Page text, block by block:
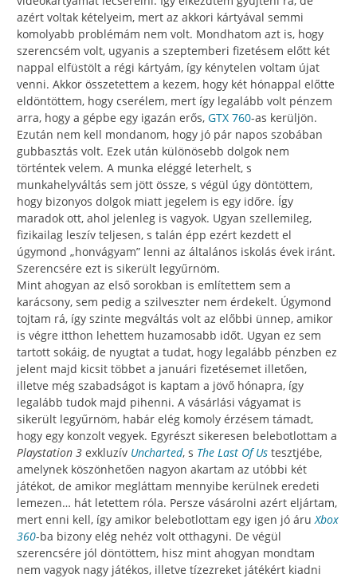
azért voltak kételyeim, mert az akkori kártyával semmi
komolyabb problémám nem volt. Mondhatom azt is, hogy
szerencsém volt, ugyanis a szeptemberi fizetésem előtt két
nappal elfüstölt a régi kártyám, így kénytelen voltam újat
venni. Akkor összetettem a kezem, hogy két hónappal előtte
eldöntöttem, hogy cserélem, mert így legalább volt pénzem
arra, hogy a gépbe egy igazán erős, GTX 760-as kerüljön.
Ezután nem kell mondanom, hogy jó pár napos szobában
gubbasztás volt. Ezek után különösebb dolgok nem
történtek velem. A munka eléggé leterhelt, s
munkahelyváltás sem jött össze, s végül úgy döntöttem,
hogy bizonyos dolgok miatt jegelem is egy időre. Így
maradok ott, ahol jelenleg is vagyok. Ugyan szellemileg,
fizikailag leszív teljesen, s talán épp ezért kezdett el
úgymond „honvágyam” lenni az általános iskolás évek iránt.
Szerencsére ezt is sikerült legyűrnöm.
Mint ahogyan az első sorokban is említettem sem a
karácsony, sem pedig a szilveszter nem érdekelt. Úgymond
tojtam rá, így szinte megváltás volt az előbbi ünnep, amikor
is végre itthon lehettem huzamosabb időt. Ugyan ez sem
tartott sokáig, de nyugtat a tudat, hogy legalább pénzben ez
jelent majd kicsit többet a januári fizetésemet illetően,
illetve még szabadságot is kaptam a jövő hónapra, így
legalább tudok majd pihenni. A vásárlási vágyamat is
sikerült legyűrnöm, habár elég komoly érzésem támadt,
hogy egy konzolt vegyek. Egyrészt sikeresen belebotlottam a
Playstation 3 exkluzív Uncharted, s The Last Of Us tesztjébe,
amelynek köszönhetően nagyon akartam az utóbbi két
játékot, de amikor megláttam mennyibe kerülnek eredeti
lemezen… hát letettem róla. Persze vásárolni azért eljártam,
mert enni kell, így amikor belebotlottam egy igen jó áruXbox
360-ba bizony elég nehéz volt otthagyni. De végül
szerencsére jól döntöttem, hisz mint ahogyan mondtam
nem vagyok nagy játékos, illetve tízezreket játékért kiadni